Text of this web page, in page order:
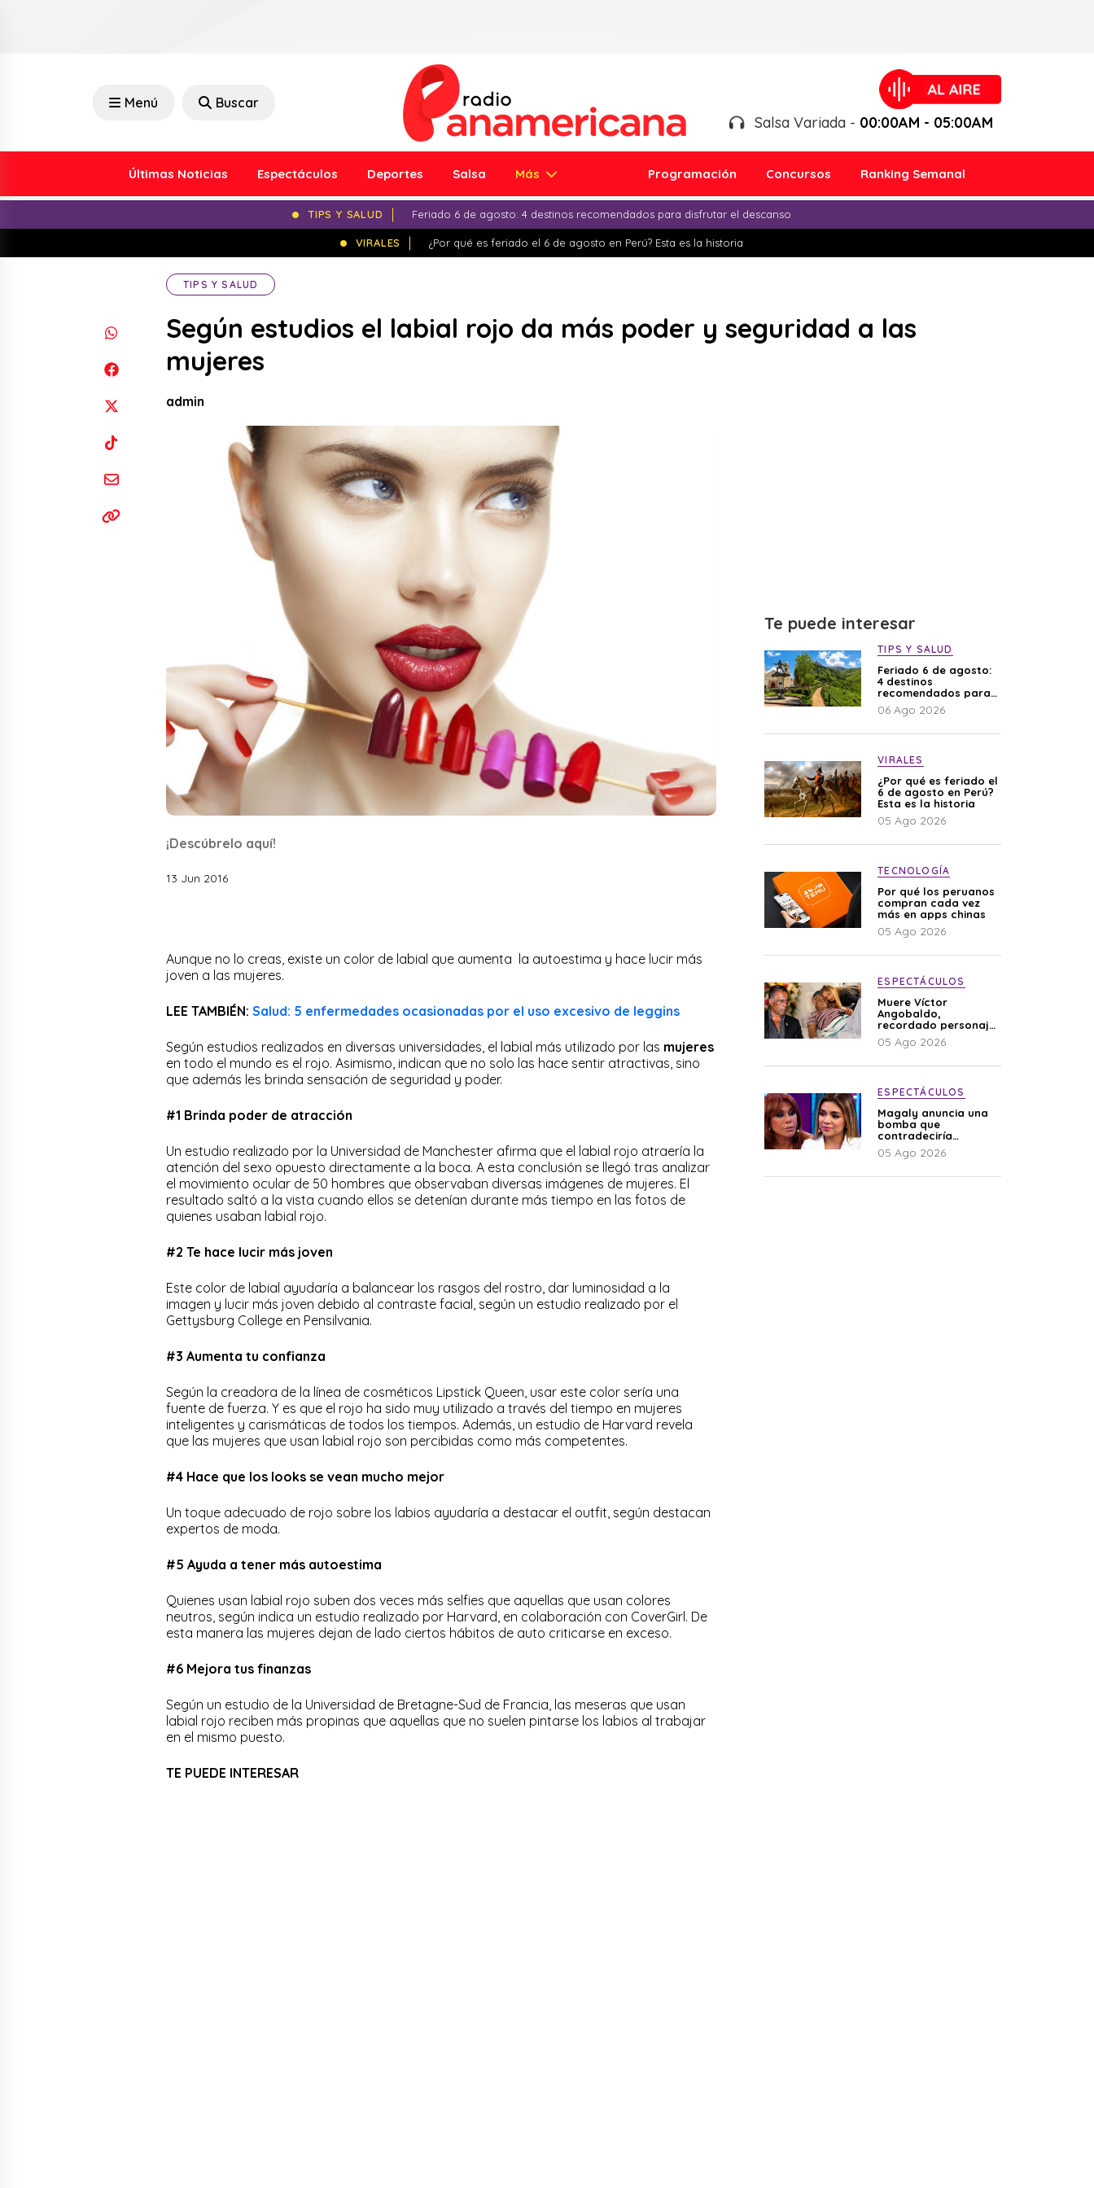
Menú Buscar
Salsa Variada - 00:00AM - 05:00AM
Últimas Noticias Espectáculos Deportes Salsa Más Programación Concursos Ranking Semanal
TIPS Y SALUD Feriado 6 de agosto: 4 destinos recomendados para disfrutar el descanso
VIRALES ¿Por qué es feriado el 6 de agosto en Perú? Esta es la historia
TIPS Y SALUD
Según estudios el labial rojo da más poder y seguridad a las
mujeres
admin
¡Descúbrelo aquí!
13 Jun 2016
Aunque no lo creas, existe un color de labial que aumenta la autoestima y hace lucir más
joven a las mujeres.
LEE TAMBIÉN: Salud: 5 enfermedades ocasionadas por el uso excesivo de leggins
Según estudios realizados en diversas universidades, el labial más utilizado por las mujeres
en todo el mundo es el rojo. Asimismo, indican que no solo las hace sentir atractivas, sino
que además les brinda sensación de seguridad y poder.
#1 Brinda poder de atracción
Un estudio realizado por la Universidad de Manchester afirma que el labial rojo atraería la
atención del sexo opuesto directamente a la boca. A esta conclusión se llegó tras analizar
el movimiento ocular de 50 hombres que observaban diversas imágenes de mujeres. El
resultado saltó a la vista cuando ellos se detenían durante más tiempo en las fotos de
quienes usaban labial rojo.
#2 Te hace lucir más joven
Este color de labial ayudaría a balancear los rasgos del rostro, dar luminosidad a la
imagen y lucir más joven debido al contraste facial, según un estudio realizado por el
Gettysburg College en Pensilvania.
#3 Aumenta tu confianza
Según la creadora de la línea de cosméticos Lipstick Queen, usar este color sería una
fuente de fuerza. Y es que el rojo ha sido muy utilizado a través del tiempo en mujeres
inteligentes y carismáticas de todos los tiempos. Además, un estudio de Harvard revela
que las mujeres que usan labial rojo son percibidas como más competentes.
#4 Hace que los looks se vean mucho mejor
Un toque adecuado de rojo sobre los labios ayudaría a destacar el outfit, según destacan
expertos de moda.
#5 Ayuda a tener más autoestima
Quienes usan labial rojo suben dos veces más selfies que aquellas que usan colores
neutros, según indica un estudio realizado por Harvard, en colaboración con CoverGirl. De
esta manera las mujeres dejan de lado ciertos hábitos de auto criticarse en exceso.
#6 Mejora tus finanzas
Según un estudio de la Universidad de Bretagne-Sud de Francia, las meseras que usan
labial rojo reciben más propinas que aquellas que no suelen pintarse los labios al trabajar
en el mismo puesto.
TE PUEDE INTERESAR
Te puede interesar
TIPS Y SALUD
Feriado 6 de agosto:
4 destinos
recomendados para
disfrutar el descanso
06 Ago 2026
VIRALES
¿Por qué es feriado el
6 de agosto en Perú?
Esta es la historia
05 Ago 2026
TECNOLOGÍA
Por qué los peruanos
compran cada vez
más en apps chinas
05 Ago 2026
ESPECTÁCULOS
Muere Víctor
Angobaldo,
recordado personaje
de la farándula y
expareja de Shirley
05 Ago 2026
ESPECTÁCULOS
Magaly anuncia una
bomba que
contradeciría
comunicado de La
Bella Luz: “Hay un
05 Ago 2026